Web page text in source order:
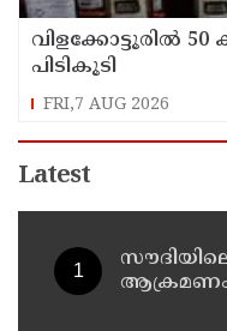
വിളക്കോട്ടൂരിൽ
പിടികൂടി
FRI,7 AUG 2026
Latest
ആക്രമണം;